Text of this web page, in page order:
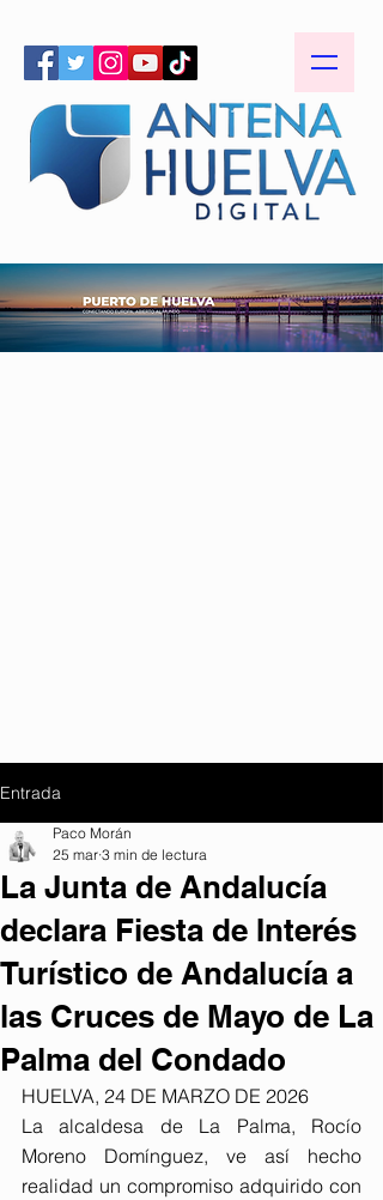
Entrada
La Junta de Andalucía
declara Fiesta de Interés
Turístico de Andalucía a
las Cruces de Mayo de La
Palma del Condado
Paco Morán
25 mar 3 min de lectura
HUELVA, 24 DE MARZO DE 2026
La alcaldesa de La Palma, Rocío
Moreno Domínguez, ve así hecho
realidad un compromiso adquirido con